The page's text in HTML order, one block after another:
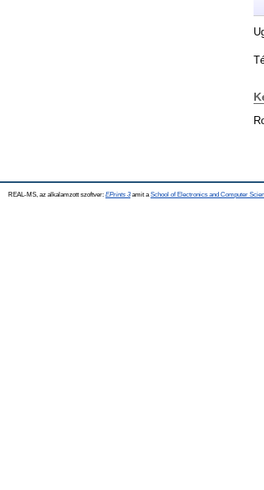
REAL-MS, az alkalamzott szoftver: EPrints 3amit a School of Electronics and Computer